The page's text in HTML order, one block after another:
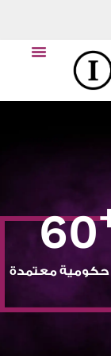
contentMenu
معتمدة
60